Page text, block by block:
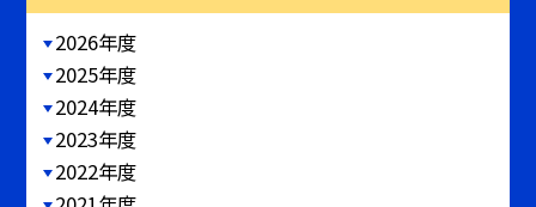
2026年度
2025年度
2024年度
2023年度
2022年度